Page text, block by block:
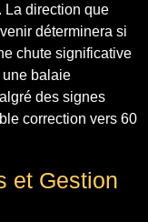
La direction que
déterminera si
chute significative
une balaie
des signes
correction vers 60
et Gestion